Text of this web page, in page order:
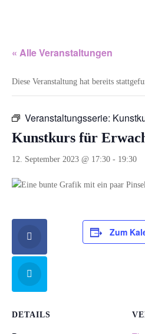
« Alle Veranstaltungen
Diese Veranstaltung hat bereits
Veranstaltungsserie:
Kunstkurs für
12. September 2023 @ 17:30 - 19:30
Zum
DETAILS